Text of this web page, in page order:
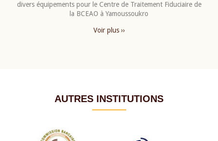
divers équipements pour le Centre de Traitement Fiduciaire de
la BCEAO à Yamoussoukro
Voir plus ››
AUTRES INSTITUTIONS